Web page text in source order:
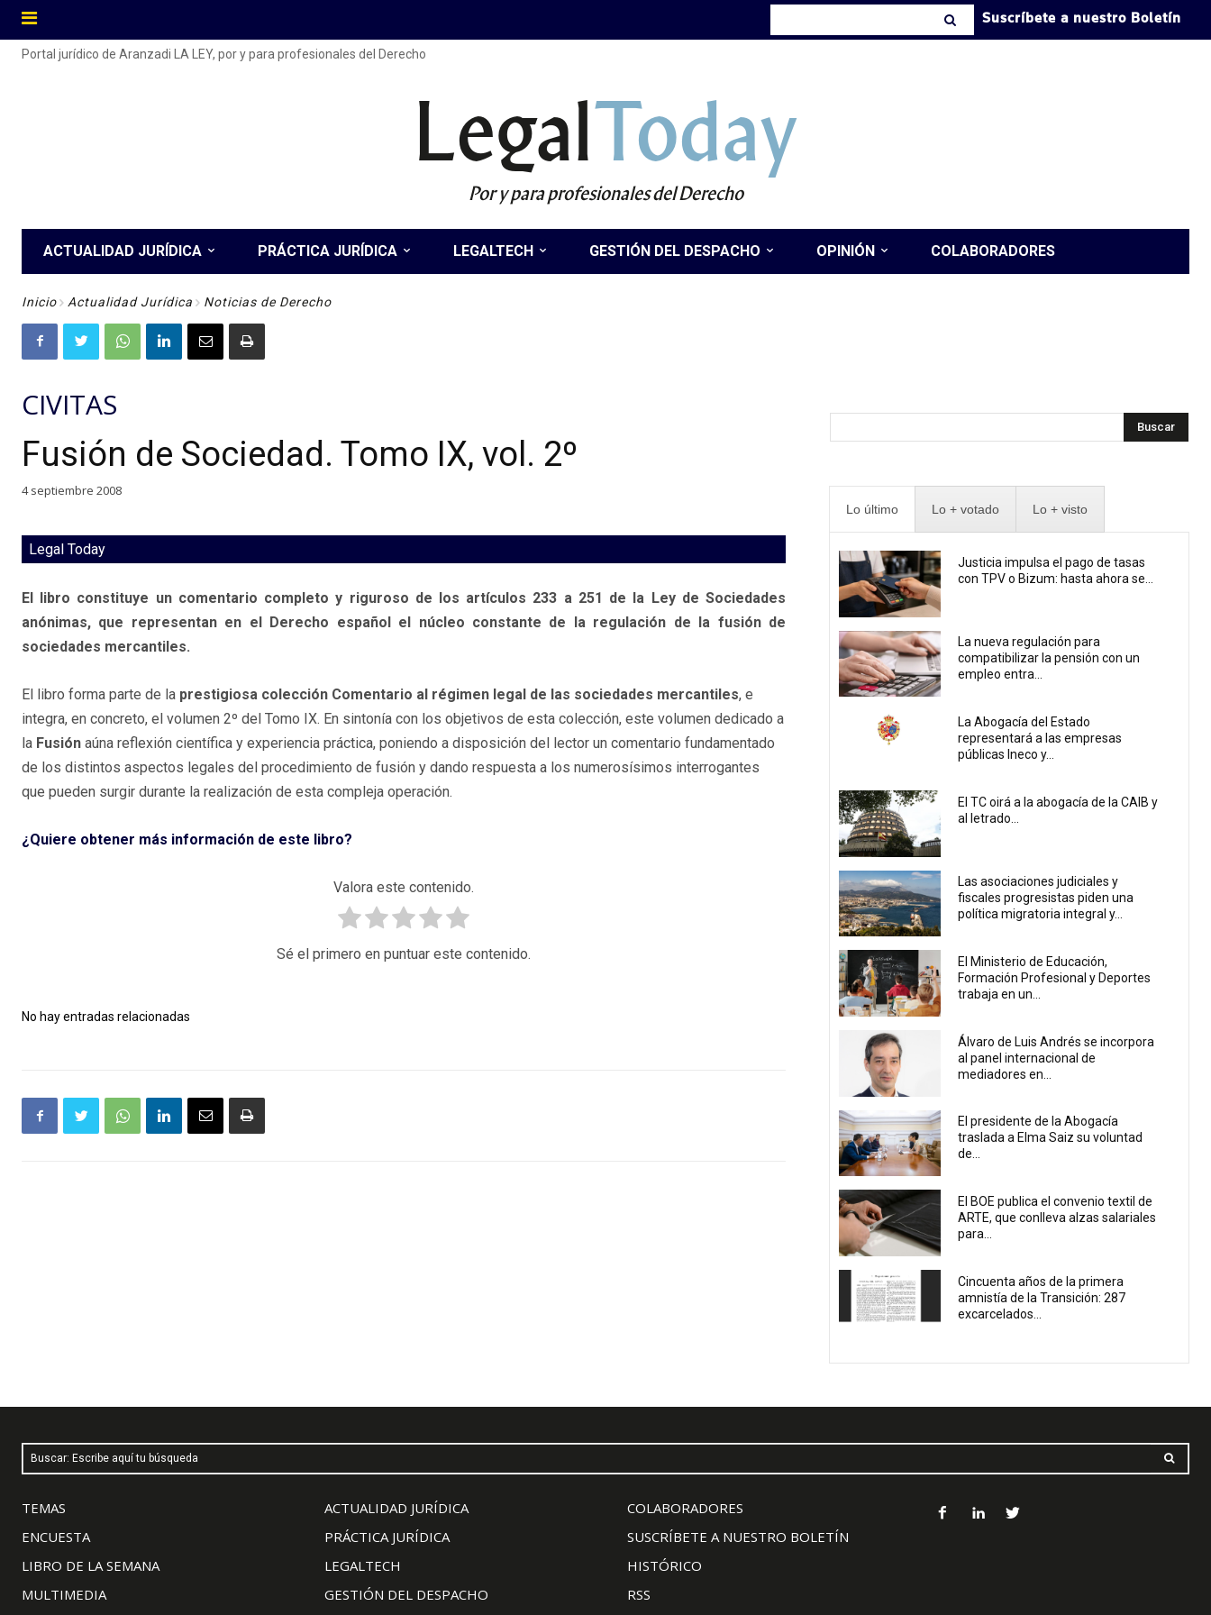
Suscríbete a nuestro Boletín
Portal jurídico de Aranzadi LA LEY, por y para profesionales del Derecho
LegalToday
Por y para profesionales del Derecho
ACTUALIDAD JURÍDICA PRÁCTICA JURÍDICA LEGALTECH GESTIÓN DEL DESPACHO OPINIÓN COLABORADORES
Inicio Actualidad Jurídica Noticias de Derecho
CIVITAS
Fusión de Sociedad. Tomo IX, vol. 2º
4 septiembre 2008
Legal Today
El libro constituye un comentario completo y riguroso de los artículos 233 a 251 de la Ley de Sociedades
anónimas, que representan en el Derecho español el núcleo constante de la regulación de la fusión de
sociedades mercantiles.
El libro forma parte de la prestigiosa colección Comentario al régimen legal de las sociedades mercantiles, e
integra, en concreto, el volumen 2º del Tomo IX. En sintonía con los objetivos de esta colección, este volumen dedicado a
la Fusión aúna reflexión científica y experiencia práctica, poniendo a disposición del lector un comentario fundamentado
de los distintos aspectos legales del procedimiento de fusión y dando respuesta a los numerosísimos interrogantes
que pueden surgir durante la realización de esta compleja operación.
¿Quiere obtener más información de este libro?
Valora este contenido.
Sé el primero en puntuar este contenido.
No hay entradas relacionadas
Buscar
Lo último Lo + votado Lo + visto
Justicia impulsa el pago de tasas
con TPV o Bizum: hasta ahora se...
La nueva regulación para
compatibilizar la pensión con un
empleo entra...
La Abogacía del Estado
representará a las empresas
públicas Ineco y...
El TC oirá a la abogacía de la CAIB y
al letrado...
Las asociaciones judiciales y
fiscales progresistas piden una
política migratoria integral y...
El Ministerio de Educación,
Formación Profesional y Deportes
trabaja en un...
Álvaro de Luis Andrés se incorpora
al panel internacional de
mediadores en...
El presidente de la Abogacía
traslada a Elma Saiz su voluntad
de...
El BOE publica el convenio textil de
ARTE, que conlleva alzas salariales
para...
Cincuenta años de la primera
amnistía de la Transición: 287
excarcelados...
Buscar: Escribe aquí tu búsqueda
TEMAS
ENCUESTA
LIBRO DE LA SEMANA
MULTIMEDIA
ACTUALIDAD JURÍDICA
PRÁCTICA JURÍDICA
LEGALTECH
GESTIÓN DEL DESPACHO
COLABORADORES
SUSCRÍBETE A NUESTRO BOLETÍN
HISTÓRICO
RSS